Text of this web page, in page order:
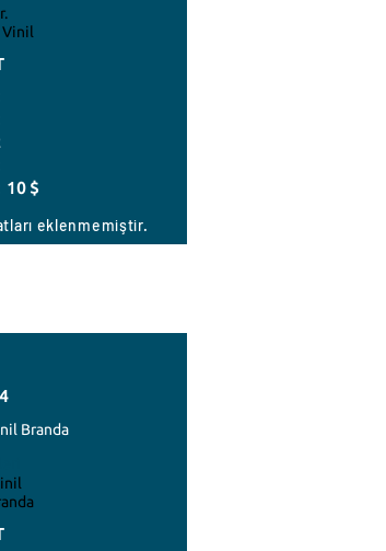
10 $
Vinil
eklenmemiştir.
Branda